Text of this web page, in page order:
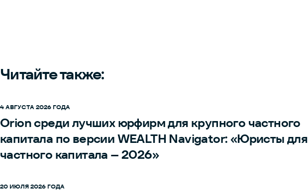
Читайте также:
4 АВГУСТА 2026 ГОДА
Orion среди лучших юрфирм для крупного частного
капитала по версии WEALTH Navigator:«Юристы для
частного капитала – 2026»
20 ИЮЛЯ 2026 ГОДА